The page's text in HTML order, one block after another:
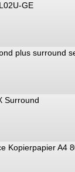
GE
plus surround
Surround
Kopierpapier A4